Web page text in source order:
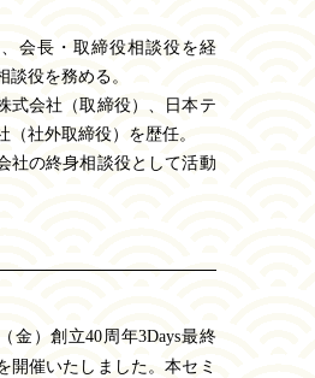
会長・取締役相談役を経
談役を務める。
式会社（取締役）、日本テ
（社外取締役）を歴任。
社の終身相談役として活動
金）創立40周年3Days最終
開催いたしました。本セミ